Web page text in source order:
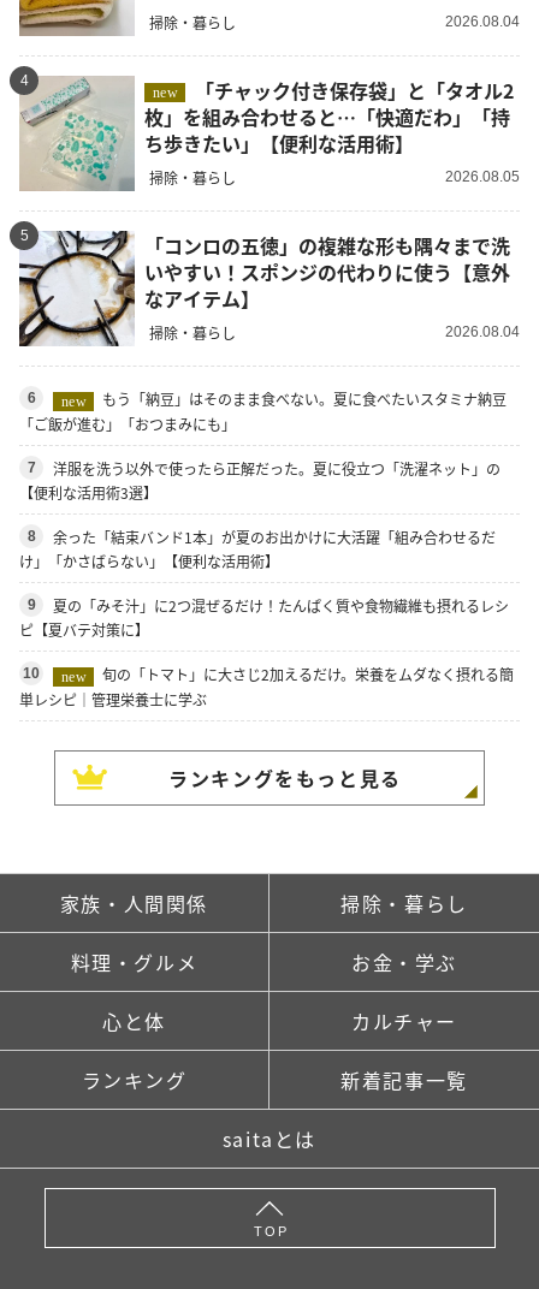
掃除・暮らし 2026.08.04
4
new
枚」を組み合わせると…「快適だわ」「持
ち歩きたい」【便利な活用術】
掃除・暮らし 2026.08.05
5
「コンロの五徳」の複雑な形も隅々まで洗
いやすい！スポンジの代わりに使う【意外
なアイテム】
掃除・暮らし 2026.08.04
6 new
もう「納豆」はそのまま食べない。夏に食べたいスタミナ納豆
「ご飯が進む」「おつまみにも」
7
洋服を洗う以外で使ったら正解だった。夏に役立つ「洗濯ネット」の
【便利な活用術3選】
8
余った「結束バンド1本」が夏のお出かけに大活躍「組み合わせるだ
け」「かさばらない」【便利な活用術】
9
夏の「みそ汁」に2つ混ぜるだけ！たんぱく質や食物繊維も摂れるレシ
ピ【夏バテ対策に】
10 new
旬の「トマト」に大さじ2加えるだけ。栄養をムダなく摂れる簡
単レシピ｜管理栄養士に学ぶ
ランキングをもっと見る
家族・人間関係 掃除・暮らし
料理・グルメ お金・学ぶ
心と体 カルチャー
ランキング 新着記事一覧
saitaとは
TOP